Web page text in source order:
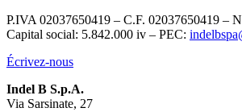
P.IVA 02037650419 – C.F. 02037650419 –
Capital social: 5.842.000 iv – PEC:
Écrivez-nous
Indel B S.p.A.
Via Sarsinate, 27